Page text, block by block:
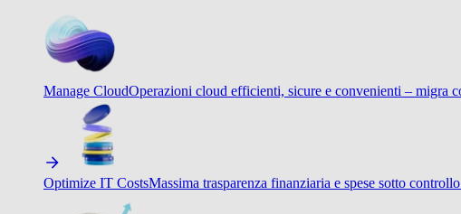
Manage CloudOperazioni cloud efficienti, sicure e convenienti – migra
Optimize IT CostsMassima trasparenza finanziaria e spese sotto